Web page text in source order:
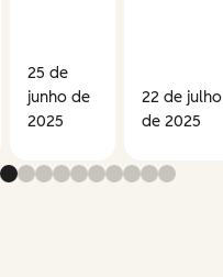
25 de
junho de
2025
22 de julho
de 2025